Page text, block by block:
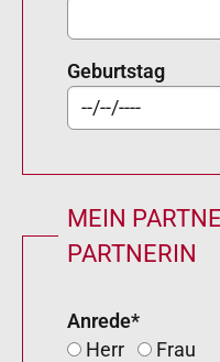
Geburtstag
MEIN
PARTNERIN
Anrede*
Herr
Frau